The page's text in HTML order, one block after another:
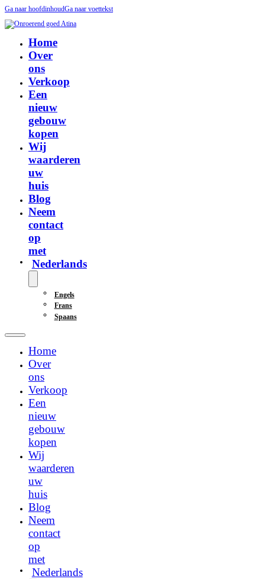
Ga naar hoofdinhoudGa naar voettekst
Home
Over
ons
Verkoop
Een
nieuw
gebouw
kopen
Wij
waarderen
uw
huis
Blog
Neem
contact
op
met
Nederlands
Engels
Frans
Spaans
Home
Over
ons
Verkoop
Een
nieuw
gebouw
kopen
Wij
waarderen
uw
huis
Blog
Neem
contact
op
met
Nederlands